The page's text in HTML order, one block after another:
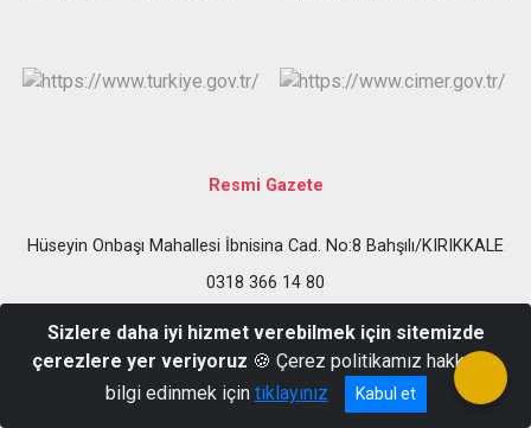
Resmi Gazete
Hüseyin Onbaşı Mahallesi İbnisina Cad. No:8 Bahşılı/KIRIKKALE
0318 366 14 80
Sizlere daha iyi hizmet verebilmek için sitemizde
çerezlere yer veriyoruz 🍪 Çerez politikamız hakkında
bilgi edinmek için tıklayınız Kabul et